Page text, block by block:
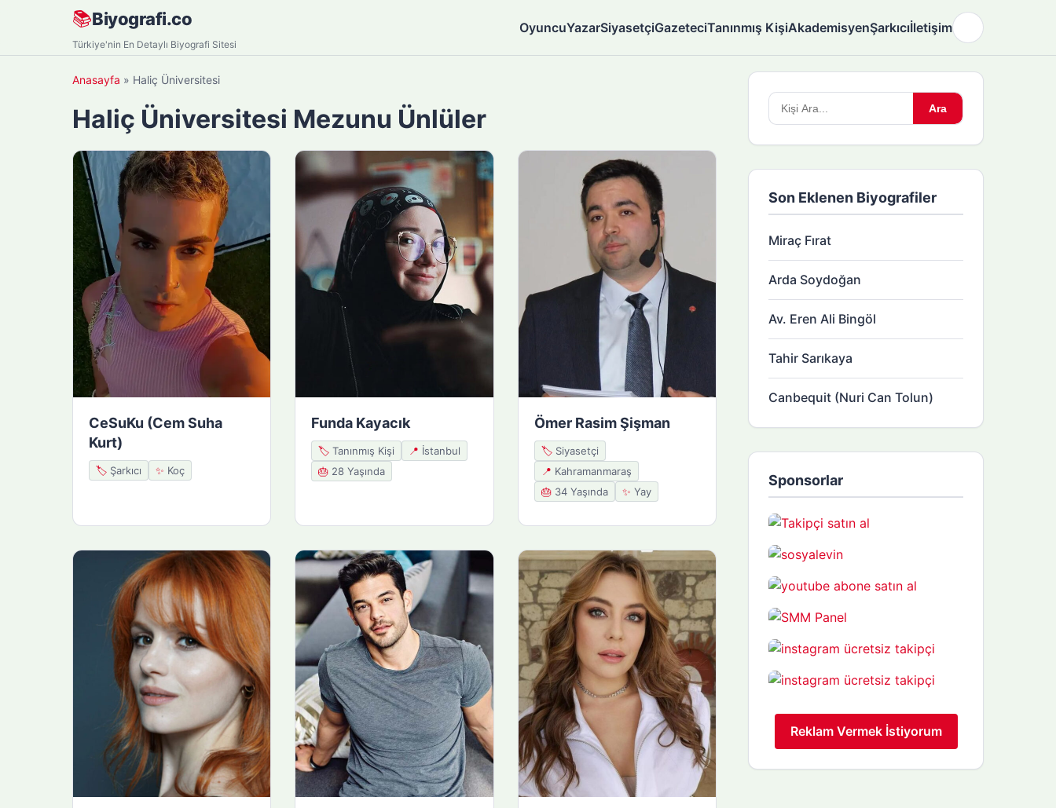
📚Biyografi.co
Türkiye'nin En Detaylı Biyografi Sitesi
OyuncuYazarSiyasetçiGazeteciTanınmış KişiAkademisyenŞarkıcıİletişim
Anasayfa » Haliç Üniversitesi
Haliç Üniversitesi Mezunu Ünlüler
CeSuKu (Cem Suha
Kurt)
🏷️ Şarkıcı ✨ Koç
Funda Kayacık
🏷️ Tanınmış Kişi 📍 İstanbul
🎂 28 Yaşında
Ömer Rasim Şişman
🏷️Siyasetçi
📍 Kahramanmaraş
🎂34 Yaşında ✨ Yay
Arama
yapın:
Ara
Son Eklenen Biyografiler
Miraç Fırat
Arda Soydoğan
Av. Eren Ali Bingöl
Tahir Sarıkaya
Canbequit (Nuri Can Tolun)
Sponsorlar
Reklam Vermek İstiyorum